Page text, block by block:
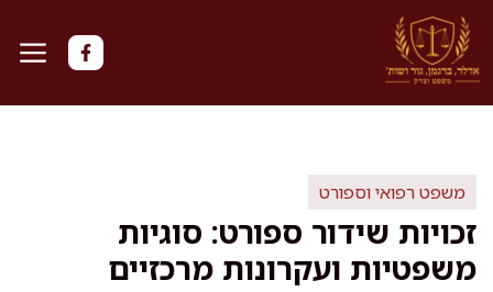
לדלג
לתוכן
משפט רפואי וספורט
זכויות שידור ספורט: סוגיות
משפטיות ועקרונות מרכזיים